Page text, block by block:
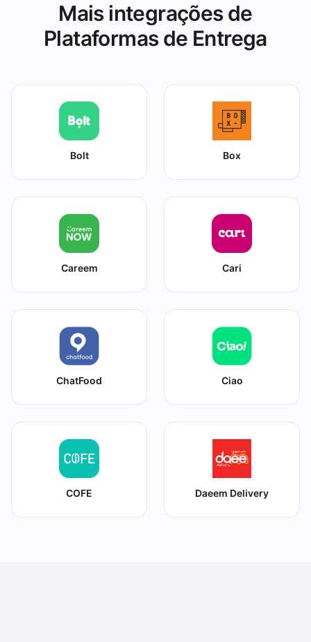
Mais integrações de
Plataformas de Entrega
Bolt Box
Careem Cari
ChatFood Ciao
COFE Daeem Delivery